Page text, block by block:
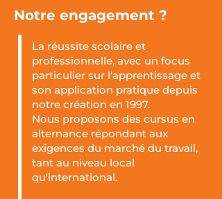
Notre engagement ?
La réussite scolaire et
professionnelle, avec un focus
particulier sur l'apprentissage et
son application pratique depuis
notre création en 1997.
Nous proposons des cursus en
alternance répondant aux
exigences du marché du travail,
tant au niveau local
qu'international.